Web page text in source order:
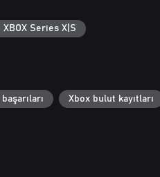
XBOX Series X|S
Xbox bulut kayıtları